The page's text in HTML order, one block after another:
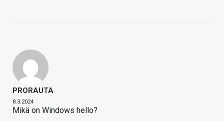
PRORAUTA
8.3.2024
Mikä on Windows hello?